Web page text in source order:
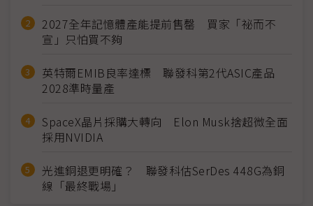
2027全年記憶體產能提前售罄 買家「祕而不
宣」只怕買不夠
英特爾EMIB良率達標 聯發科第2代ASIC產品
2028準時量產
SpaceX晶片採購大轉向 Elon Musk捨超微全面
採用NVIDIA
光進銅退更明確？ 聯發科估SerDes 448G為銅
線「最終戰場」